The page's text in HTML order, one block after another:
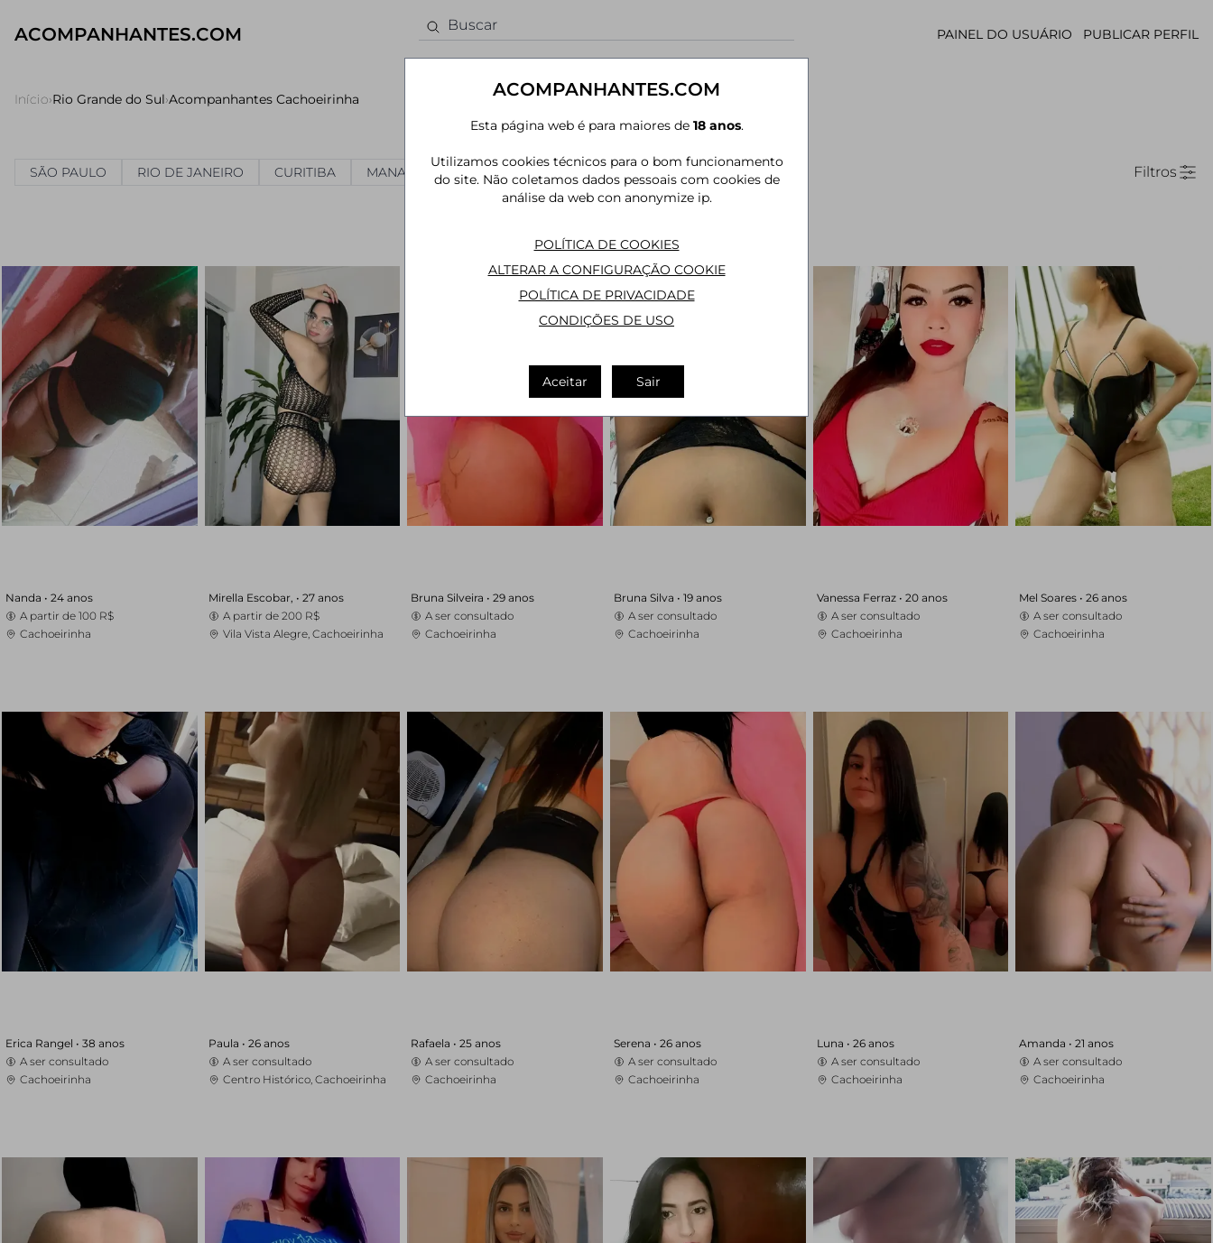
ACOMPANHANTES.COM PAINEL DO USUÁRIO PUBLICAR PERFIL
Início›Rio Grande do Sul›Acompanhantes Cachoeirinha
Acompanhantes em Cachoeirinha - RS
SÃO PAULO RIO DE JANEIRO CURITIBA MANAUS JOÃO PESSOA MAIS CIDADES Filtros
Nanda • 24 anos
A partir de 100 R$
Cachoeirinha
Mirella Escobar, • 27 anos
A partir de 200 R$
Vila Vista Alegre, Cachoeirinha
Bruna Silveira •29 anos
A ser consultado
Cachoeirinha
Bruna Silva • 19 anos
A ser consultado
Cachoeirinha
Vanessa Ferraz • 20 anos
A ser consultado
Cachoeirinha
Mel Soares •26 anos
A ser consultado
Cachoeirinha
Erica Rangel • 38 anos
A ser consultado
Cachoeirinha
Paula • 26 anos
A ser consultado
Centro Histórico, Cachoeirinha
Rafaela •25 anos
A ser consultado
Cachoeirinha
Serena • 26 anos
A ser consultado
Cachoeirinha
Luna • 26 anos
A ser consultado
Cachoeirinha
Amanda •21 anos
A ser consultado
Cachoeirinha
ACOMPANHANTES.COM
Esta página web é para maiores de 18 anos.
Utilizamos cookies técnicos para o bom funcionamento
do site. Não coletamos dados pessoais com cookies de
análise da web con anonymize ip.
POLÍTICA DE COOKIES
ALTERAR A CONFIGURAÇÃO COOKIE
POLÍTICA DE PRIVACIDADE
CONDIÇÕES DE USO
Aceitar Sair